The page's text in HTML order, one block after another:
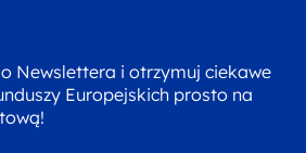
Newslettera i otrzymuj ciekawe
Europejskich prosto na